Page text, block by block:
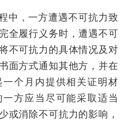
中，一方遭遇不可抗力致
全履行义务时，遭遇不可
不可抗力的具体情况及对
面方式通知其他方，并在
个月内提供相关证明材
方应当尽可能采取适当
或消除不可抗力的影响，